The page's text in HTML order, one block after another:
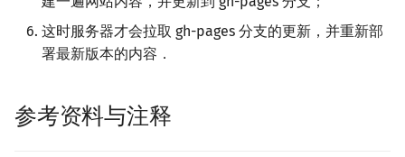
这时服务器才会拉取 gh-pages 分支的更新，并重新部
署最新版本的内容．
参考资料与注释